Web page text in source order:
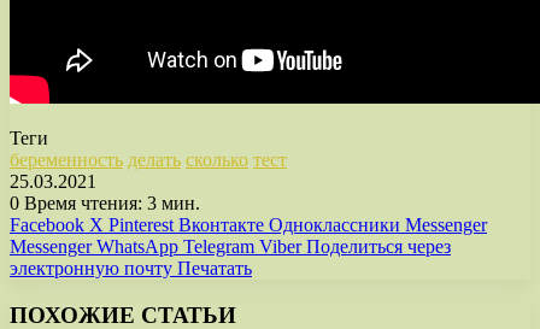
Теги
беременность делать сколько тест
25.03.2021
0 Время чтения: 3 мин.
Facebook X Pinterest Вконтакте Одноклассники Messenger
Messenger WhatsApp Telegram Viber Поделиться через
электронную почту Печатать
ПОХОЖИЕ СТАТЬИ